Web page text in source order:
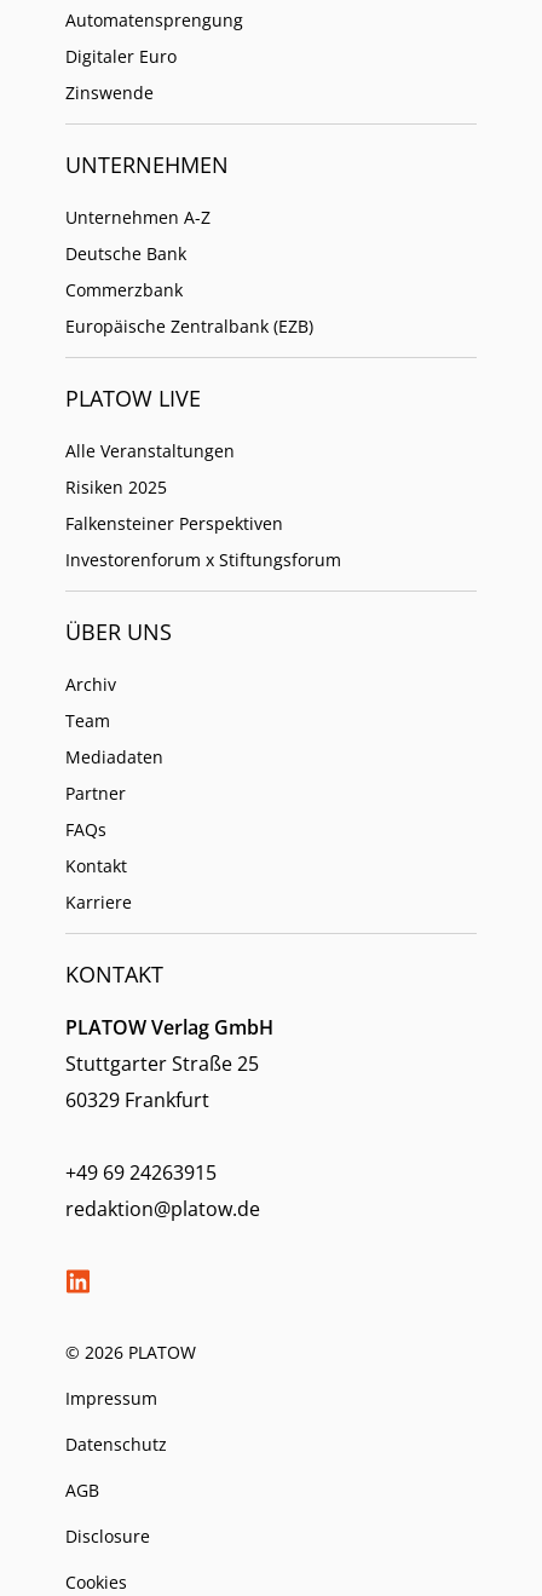
Automatensprengung
Digitaler Euro
Zinswende
UNTERNEHMEN
Unternehmen A-Z
Deutsche Bank
Commerzbank
Europäische Zentralbank (EZB)
PLATOW LIVE
Alle Veranstaltungen
Risiken 2025
Falkensteiner Perspektiven
Investorenforum x Stiftungsforum
ÜBER UNS
Archiv
Team
Mediadaten
Partner
FAQs
Kontakt
Karriere
KONTAKT
PLATOW Verlag GmbH
Stuttgarter Straße 25
60329 Frankfurt
+49 69 24263915
redaktion@platow.de
© 2026 PLATOW
Impressum
Datenschutz
AGB
Disclosure
Cookies